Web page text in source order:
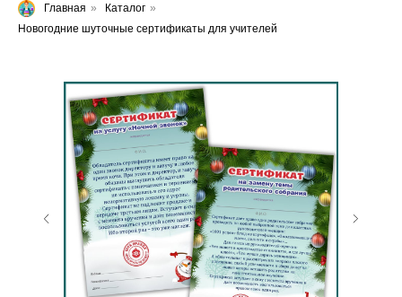
Главная » Каталог »
Новогодние шуточные сертификаты для учителей